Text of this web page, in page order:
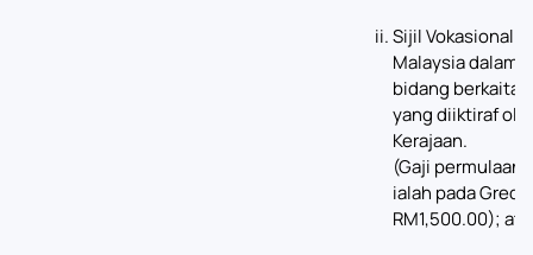
Sijil Vokasional
Malaysia dalam
bidang berkaitan
yang diiktiraf
Kerajaan.
(Gaji permulaan
ialah pada Gred
RM1,500.00);